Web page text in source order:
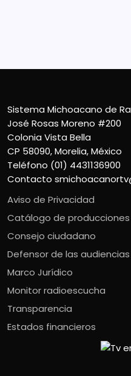
Sistema Michoacano de
José Rosas Moreno #200
Colonia Vista Bella
CP 58090, Morelia, México
Teléfono (01) 4431136900
Contacto
Aviso de Privacidad
Catálogo de producciones
Consejo ciudadano
Defensor de las audiencias
Marco Jurídico
Monitor radioescucha
Transparencia
Estados financieros